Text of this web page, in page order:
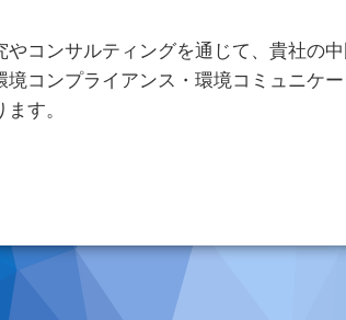
コンサルティングを通じて、貴社の
コンプライアンス・環境コミュニケ
す。